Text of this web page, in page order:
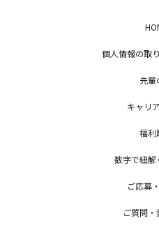
個人情報の取
先輩
キャリ
福利
数字で紐解
ご応募
ご質問